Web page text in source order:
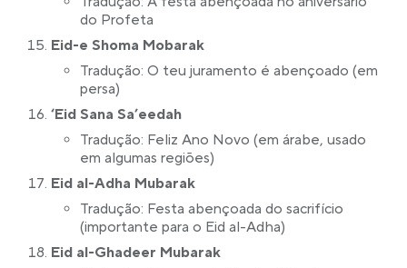
do Profeta
Eid-e Shoma Mobarak
Tradução: O teu juramento é abençoado (em
persa)
‘Eid Sana Sa’eedah
Tradução: Feliz Ano Novo (em árabe, usado
em algumas regiões)
Eid al-Adha Mubarak
Tradução: Festa abençoada do sacrifício
(importante para o Eid al-Adha)
Eid al-Ghadeer Mubarak